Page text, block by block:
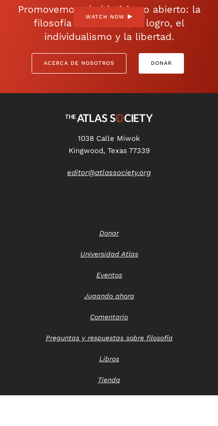
WATCH NOW
Promovemos el objetivismo abierto: la
filosofía de la razón, el logro, el
individualismo y la libertad.
ACERCA DE NOSOTROS DONAR
1038 Calle Miwok
Kingwood, Texas 77339
editor@atlassociety.org
Donar
Universidad Atlas
Eventos
Jugando ahora
Comentario
Preguntas y respuestas sobre filosofía
Libros
Tienda